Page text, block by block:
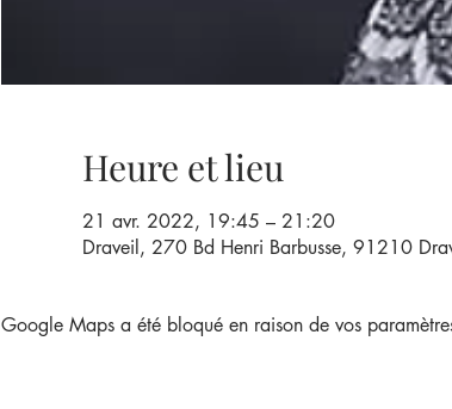
Heure et lieu
21 avr. 2022, 19:45 – 21:20
Draveil, 270 Bd Henri Barbusse, 91210
Google Maps a été bloqué en raison de vos